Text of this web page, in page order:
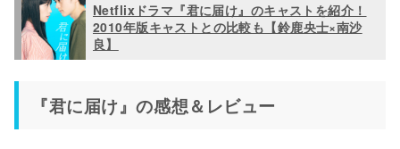
Netflixドラマ『君に届け』のキャストを紹介！
2010年版キャストとの比較も【鈴鹿央士×南沙
良】
『君に届け』の感想＆レビュー